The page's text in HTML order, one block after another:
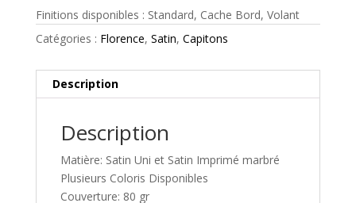
Finitions disponibles : Standard, Cache Bord, Volant
Catégories : Florence, Satin, Capitons
Description
Description
Matière: Satin Uni et Satin Imprimé marbré
Plusieurs Coloris Disponibles
Couverture: 80 gr